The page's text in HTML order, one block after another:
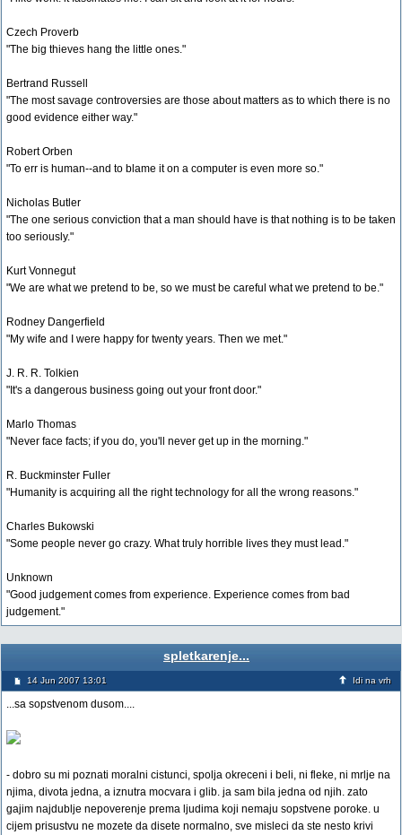
Czech Proverb
"The big thieves hang the little ones."
Bertrand Russell
"The most savage controversies are those about matters as to which there is no
good evidence either way."
Robert Orben
"To err is human--and to blame it on a computer is even more so."
Nicholas Butler
"The one serious conviction that a man should have is that nothing is to be taken
too seriously."
Kurt Vonnegut
"We are what we pretend to be, so we must be careful what we pretend to be."
Rodney Dangerfield
"My wife and I were happy for twenty years. Then we met."
J. R. R. Tolkien
"It's a dangerous business going out your front door."
Marlo Thomas
"Never face facts; if you do, you'll never get up in the morning."
R. Buckminster Fuller
"Humanity is acquiring all the right technology for all the wrong reasons."
Charles Bukowski
"Some people never go crazy. What truly horrible lives they must lead."
Unknown
"Good judgement comes from experience. Experience comes from bad
judgement."
spletkarenje...
14 Jun 2007 13:01 Idi na vrh
...sa sopstvenom dusom....
- dobro su mi poznati moralni cistunci, spolja okreceni i beli, ni fleke, ni mrlje na
njima, divota jedna, a iznutra mocvara i glib. ja sam bila jedna od njih. zato
gajim najdublje nepoverenje prema ljudima koji nemaju sopstvene poroke. u
cijem prisustvu ne mozete da disete normalno, sve misleci da ste nesto krivi